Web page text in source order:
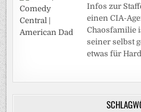
Infos zur
einen CIA-
Chaosfamilie
seiner selbst
etwas für